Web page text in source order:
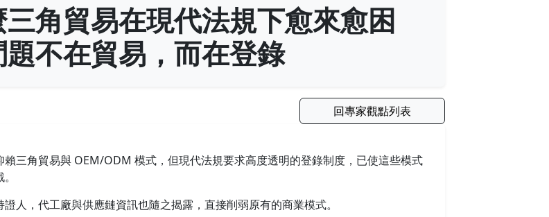
角貿易在現代法規下愈來愈困
不在貿易，而在登錄
回專家觀點列表
賴三角貿易與 OEM/ODM 模式，但現代法規要求高度透明的登錄制度，已使這些模式
人，代工廠與供應鏈資訊也隨之揭露，直接削弱原有的商業模式。